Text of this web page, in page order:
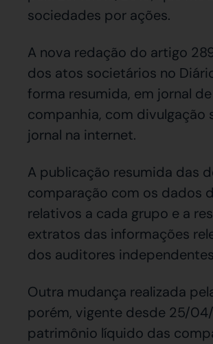
sociedades por ações.
A nova redação do artigo
dos atos societários no
forma resumida, em jornal
companhia, com divulgação
jornal na internet.
A publicação resumida das
comparação com os dados
relativos a cada grupo e a
extratos das informações
dos auditores
Outra mudança realizada
porém, vigente desde 25/
patrimônio líquido das